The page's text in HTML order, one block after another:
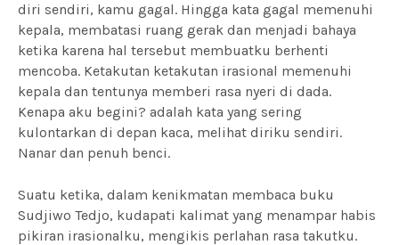
diri sendiri, kamu gagal. Hingga kata gagal memenuhi
kepala, membatasi ruang gerak dan menjadi bahaya
ketika karena hal tersebut membuatku berhenti
mencoba. Ketakutan ketakutan irasional memenuhi
kepala dan tentunya memberi rasa nyeri di dada.
Kenapa aku begini? adalah kata yang sering
kulontarkan di depan kaca, melihat diriku sendiri.
Nanar dan penuh benci.
Suatu ketika, dalam kenikmatan membaca buku
Sudjiwo Tedjo, kudapati kalimat yang menampar habis
pikiran irasionalku, mengikis perlahan rasa takutku.